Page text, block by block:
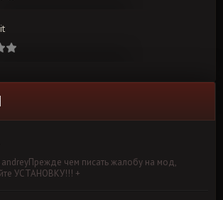
andreyПрежде чем писать жалобу на мод,
УСТАНОВКУ!!! +